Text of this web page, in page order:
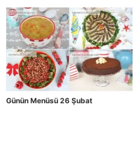
Günün Menüsü 26 Şubat